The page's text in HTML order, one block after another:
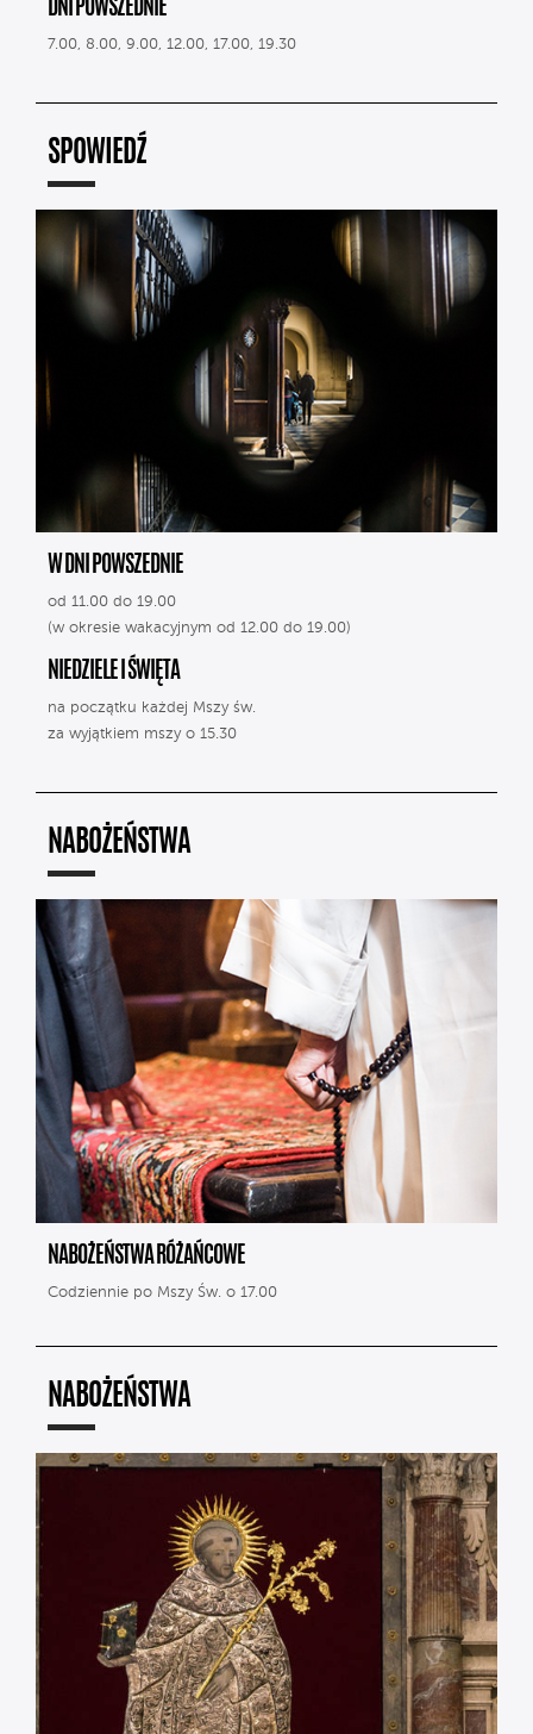
DNI POWSZEDNIE
7.00, 8.00, 9.00, 12.00, 17.00, 19.30
SPOWIEDŹ
W DNI POWSZEDNIE
od 11.00 do 19.00
(w okresie wakacyjnym od 12.00 do 19.00)
NIEDZIELE I ŚWIĘTA
na początku każdej Mszy św.
za wyjątkiem mszy o 15.30
NABOŻEŃSTWA
NABOŻEŃSTWA RÓŻAŃCOWE
Codziennie po Mszy Św. o 17.00
NABOŻEŃSTWA